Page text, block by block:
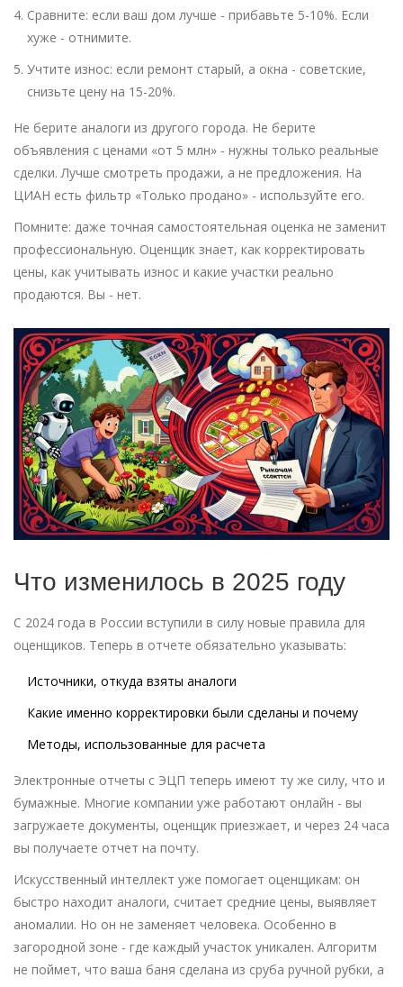
Сравните: если ваш дом лучше - прибавьте 5-10%. Если
хуже - отнимите.
Учтите износ: если ремонт старый, а окна - советские,
снизьте цену на 15-20%.
Не берите аналоги из другого города. Не берите
объявления с ценами «от 5 млн» - нужны только реальные
сделки. Лучше смотреть продажи, а не предложения. На
ЦИАН есть фильтр «Только продано» - используйте его.
Помните: даже точная самостоятельная оценка не заменит
профессиональную. Оценщик знает, как корректировать
цены, как учитывать износ и какие участки реально
продаются. Вы - нет.
Что изменилось в 2025 году
С 2024 года в России вступили в силу новые правила для
оценщиков. Теперь в отчете обязательно указывать:
Источники, откуда взяты аналоги
Какие именно корректировки были сделаны и почему
Методы, использованные для расчета
Электронные отчеты с ЭЦП теперь имеют ту же силу, что и
бумажные. Многие компании уже работают онлайн - вы
загружаете документы, оценщик приезжает, и через 24 часа
вы получаете отчет на почту.
Искусственный интеллект уже помогает оценщикам: он
быстро находит аналоги, считает средние цены, выявляет
аномалии. Но он не заменяет человека. Особенно в
загородной зоне - где каждый участок уникален. Алгоритм
не поймет, что ваша баня сделана из сруба ручной рубки, а